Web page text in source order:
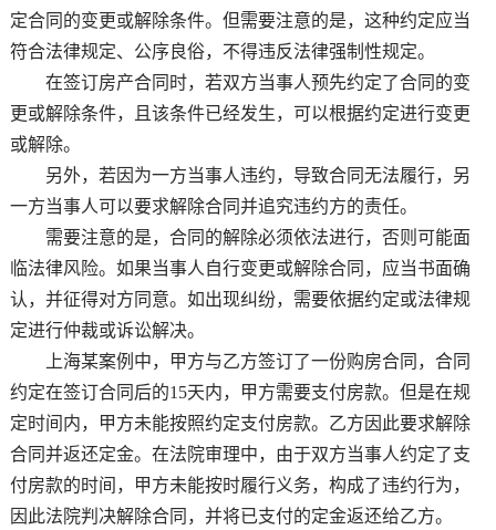
定合同的变更或解除条件。但需要注意的是，这种约定应当
符合法律规定、公序良俗，不得违反法律强制性规定。
在签订房产合同时，若双方当事人预先约定了合同的变
更或解除条件，且该条件已经发生，可以根据约定进行变更
或解除。
另外，若因为一方当事人违约，导致合同无法履行，另
一方当事人可以要求解除合同并追究违约方的责任。
需要注意的是，合同的解除必须依法进行，否则可能面
临法律风险。如果当事人自行变更或解除合同，应当书面确
认，并征得对方同意。如出现纠纷，需要依据约定或法律规
定进行仲裁或诉讼解决。
上海某案例中，甲方与乙方签订了一份购房合同，合同
约定在签订合同后的15天内，甲方需要支付房款。但是在规
定时间内，甲方未能按照约定支付房款。乙方因此要求解除
合同并返还定金。在法院审理中，由于双方当事人约定了支
付房款的时间，甲方未能按时履行义务，构成了违约行为，
因此法院判决解除合同，并将已支付的定金返还给乙方。